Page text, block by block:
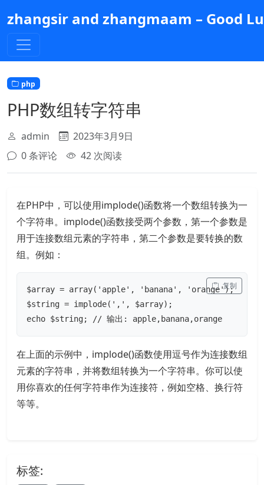
到
主
内
容
zhangsir and zhangmaam – Good
php
PHP数组转字符串
admin
2023年3月9日
0 条评论
42 次阅读
在PHP中，可以使用implode()函数将一个数组转换为一
个字符串。implode()函数接受两个参数，第一个参数是
用于连接数组元素的字符串，第二个参数是要转换的数
组。例如：
$array = array('apple', 'banana', 'orange');
$string = implode(',', $array);
echo $string; // 输出: apple,banana,orange
复制
在上面的示例中，implode()函数使用逗号作为连接数组
元素的字符串，并将数组转换为一个字符串。你可以使
用你喜欢的任何字符串作为连接符，例如空格、换行符
等等。
标签: